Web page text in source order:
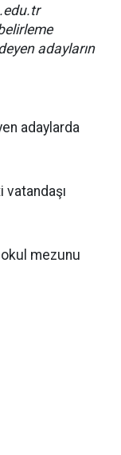
adayların
adaylarda
vatandaşı
mezunu